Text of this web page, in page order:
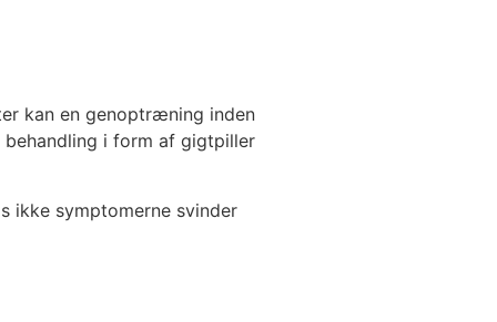
kan en genoptræning inden
behandling i form af gigtpiller
ikke symptomerne svinder